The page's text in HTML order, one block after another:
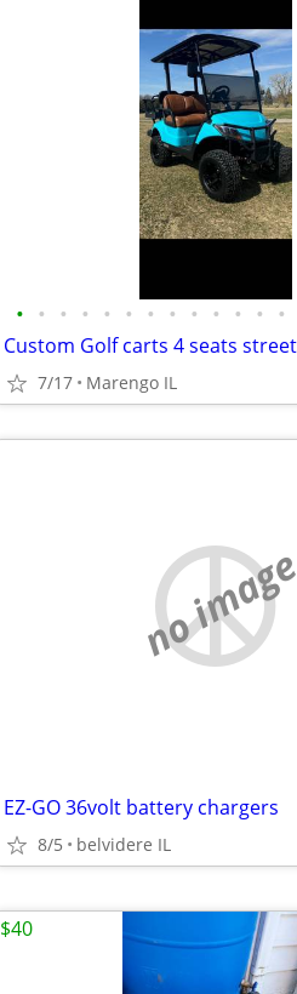
• • • • • • • • • • • • •
7/17 Marengo IL
no image
EZ-GO 36volt battery chargers
8/5 belvidere IL
$40